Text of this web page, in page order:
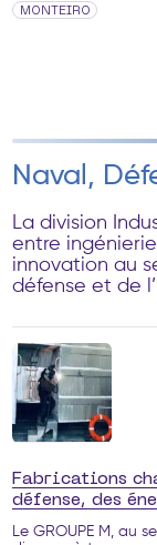
MONTEIRO
Naval,
La division
entre
innovation au
défense et de
Fabrications
défense, des
Le GROUPE M, au